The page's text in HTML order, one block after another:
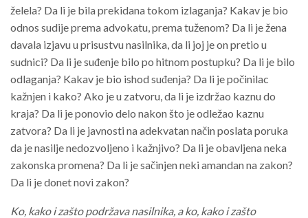
želela? Da li je bila prekidana tokom izlaganja? Kakav je bio
odnos sudije prema advokatu, prema tuženom? Da li je žena
davala izjavu u prisustvu nasilnika, da li joj je on pretio u
sudnici? Da li je suđenje bilo po hitnom postupku? Da li je bilo
odlaganja? Kakav je bio ishod suđenja? Da li je počinilac
kažnjen i kako? Ako je u zatvoru, da li je izdržao kaznu do
kraja? Da li je ponovio delo nakon što je odležao kaznu
zatvora? Da li je javnosti na adekvatan način poslata poruka
da je nasilje nedozvoljeno i kažnjivo? Da li je obavljena neka
zakonska promena? Da li je sačinjen neki amandan na zakon?
Da li je donet novi zakon?
Ko, kako i zašto podržava nasilnika, a ko, kako i zašto